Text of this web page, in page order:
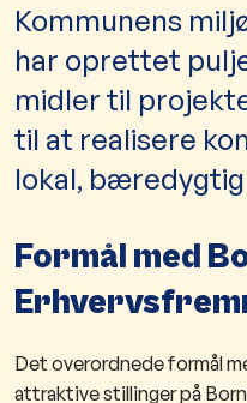
Kommunens
har oprettet
midler til
til at realisere
lokal,
Formål med
Det overordnede formål
attraktive stillinger på